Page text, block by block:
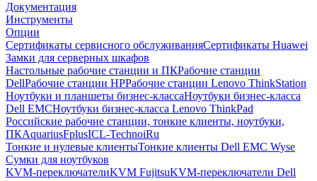
Документация
Инструменты
Опции
Сертификаты сервисного обслуживанияСертификаты Huawei
Замки для серверных шкафов
Настольные рабочие станции и ПКРабочие станции
DellРабочие станции HPРабочие станции Lenovo ThinkStation
Ноутбуки и планшеты бизнес-классаНоутбуки бизнес-класса
Dell EMCНоутбуки бизнес-класса Lenovo ThinkPad
Российские рабочие станции, тонкие клиенты, ноутбуки,
ПКAquariusFplusICL-TechnoiRu
Тонкие и нулевые клиентыТонкие клиенты Dell EMC Wyse
Сумки для ноутбуков
KVM-переключателиKVM FujitsuKVM-переключатели Dell